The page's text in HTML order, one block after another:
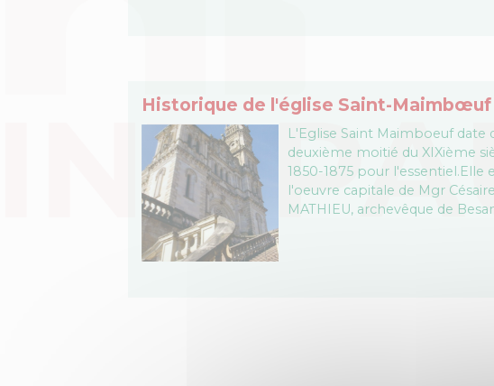
Historique de l'église Saint-Maimbœuf
L'Eglise Saint Maimboeuf date
deuxième moitié du XIXième
1850-1875 pour l'essentiel.Elle
l'oeuvre capitale de Mgr Césaire
MATHIEU, archevêque de